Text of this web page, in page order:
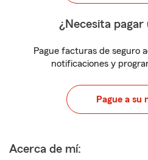
¿Necesita
Pague facturas de seguro
notificaciones y
Pague a su
Acerca de mí: